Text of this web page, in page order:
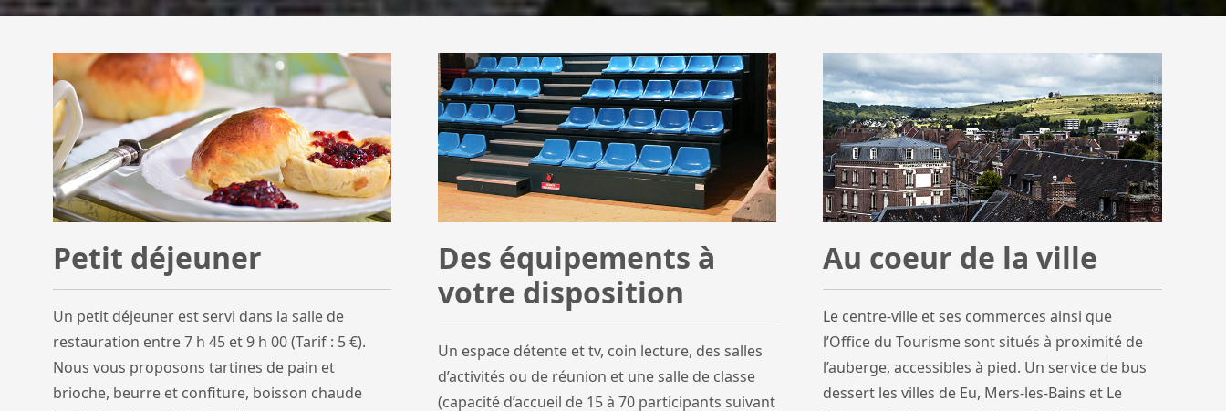
Petit déjeuner
Un petit déjeuner est servi dans la salle de
restauration entre 7 h 45 et 9 h 00 (Tarif : 5 €).
Nous vous proposons tartines de pain et
brioche, beurre et confiture, boisson chaude
Des équipements à
votre disposition
Un espace détente et tv, coin lecture, des salles
d’activités ou de réunion et une salle de classe
(capacité d’accueil de 15 à 70 participants suivant
Au coeur de la ville
Le centre-ville et ses commerces ainsi que
l’Office du Tourisme sont situés à proximité de
l’auberge, accessibles à pied. Un service de bus
dessert les villes de Eu, Mers-les-Bains et Le